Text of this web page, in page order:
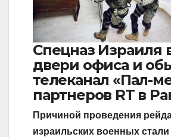
Спецназ Израиля
двери офиса и
телеканал «Пал-
партнеров RT в
Причиной проведения
израильских военных